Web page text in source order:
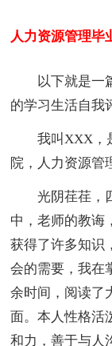
人力资源管理毕
以下就是一篇
的学习生活自我
我叫XXX，是
院，人力资源管
光阴荏荏，四
中，老师的教诲
获得了许多知识
会的需要，我在
余时间，阅读了
面。本人性格活
和力，善于与人